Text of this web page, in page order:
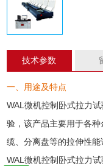
技术参数
一、用途及特点
WAL微机控制卧式拉力
验 ，该产品主要用于各种
缆、分离盘等的拉伸性能
WAL微机控制卧式拉力